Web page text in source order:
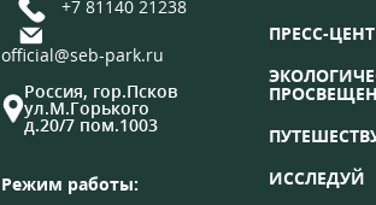
+7 81140 21238
official@seb-park.ru
Россия, гор.Псков
ул.М.Горького
д.20/7 пом.1003
Режим работы:
ПРЕСС-
ИССЛЕДУЙ